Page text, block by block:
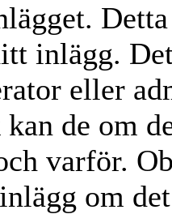
inlägg.
eller
de om
varför.
om